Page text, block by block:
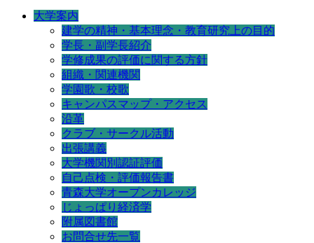
大学案内
建学の精神・基本理念・教育研究上の目的
学長・副学長紹介
学修成果の評価に関する方針
組織・関連機関
学園歌・校歌
キャンパスマップ・アクセス
沿革
クラブ・サークル活動
出張講義
大学機関別認証評価
自己点検・評価報告書
青森大学オープンカレッジ
じょっぱり経済学
附属図書館
お問合せ先一覧